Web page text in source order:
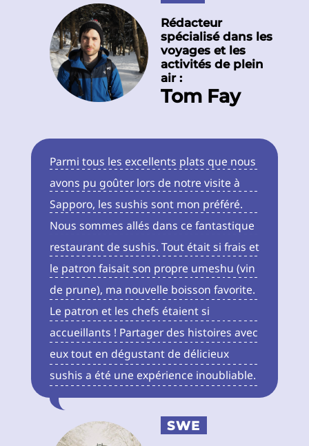
Rédacteur
spécialisé dans les
voyages et les
activités de plein
air
Tom Fay
Parmi tous les excellents plats que nous
avons pu goûter lors de notre visite à
Sapporo, les sushis sont mon préféré.
Nous sommes allés dans ce fantastique
restaurant de sushis. Tout était si frais et
le patron faisait son propre umeshu (vin
de prune), ma nouvelle boisson favorite.
Le patron et les chefs étaient si
accueillants ! Partager des histoires avec
eux tout en dégustant de délicieux
sushis a été une expérience inoubliable.
SWE